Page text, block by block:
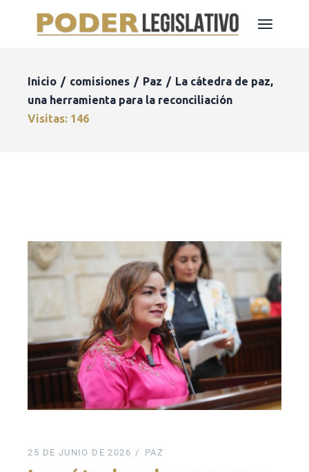
Inicio comisiones Paz
La cátedra de paz,
una herramienta para la reconciliación
Visitas: 146
25 DE JUNIO DE 2026 PAZ